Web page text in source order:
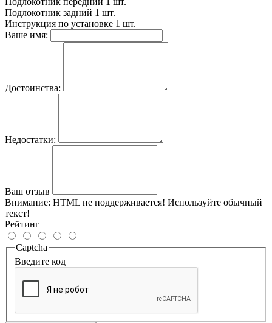
Подлокотник задний 1 шт.
Инструкция по установке 1 шт.
Ваше имя:
Достоинства:
Недостатки:
Ваш отзыв
Внимание: HTML не поддерживается! Используйте обычный
текст!
Рейтинг
Captcha
Введите код